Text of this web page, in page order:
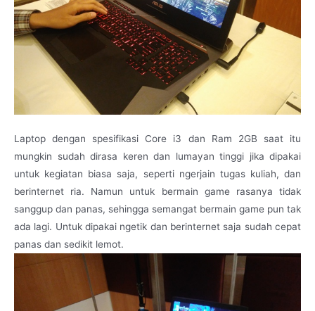
Laptop dengan spesifikasi Core i3 dan Ram 2GB saat itu
mungkin sudah dirasa keren dan lumayan tinggi jika dipakai
untuk kegiatan biasa saja, seperti ngerjain tugas kuliah, dan
berinternet ria. Namun untuk bermain game rasanya tidak
sanggup dan panas, sehingga semangat bermain game pun tak
ada lagi. Untuk dipakai ngetik dan berinternet saja sudah cepat
panas dan sedikit lemot.